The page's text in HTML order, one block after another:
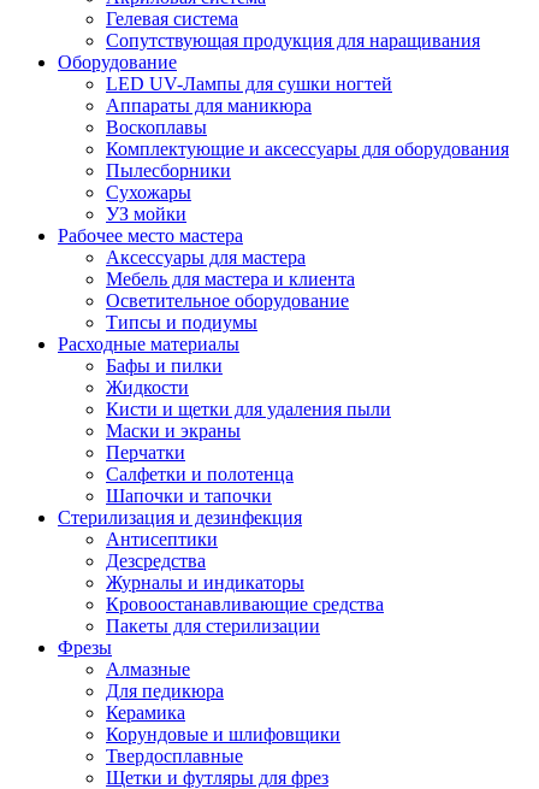
Гелевая система
Сопутствующая продукция для наращивания
Оборудование
LED UV-Лампы для сушки ногтей
Аппараты для маникюра
Воскоплавы
Комплектующие и аксессуары для оборудования
Пылесборники
Сухожары
УЗ мойки
Рабочее место мастера
Аксессуары для мастера
Мебель для мастера и клиента
Осветительное оборудование
Типсы и подиумы
Расходные материалы
Бафы и пилки
Жидкости
Кисти и щетки для удаления пыли
Маски и экраны
Перчатки
Салфетки и полотенца
Шапочки и тапочки
Стерилизация и дезинфекция
Антисептики
Дезсредства
Журналы и индикаторы
Кровоостанавливающие средства
Пакеты для стерилизации
Фрезы
Алмазные
Для педикюра
Керамика
Корундовые и шлифовщики
Твердосплавные
Щетки и футляры для фрез